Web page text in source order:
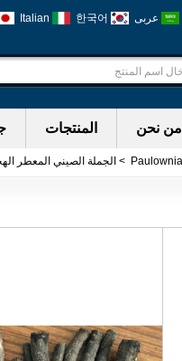
Italian 한국어 عربى
من نحن المنتجات
> الجملة الصيني المعطر الهجين 9501 بذرة